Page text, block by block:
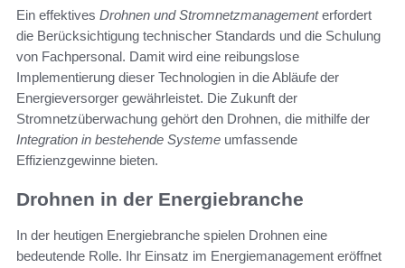
Ein effektives Drohnen und Stromnetzmanagementerfordert
die Berücksichtigung technischer Standards und die Schulung
von Fachpersonal. Damit wird eine reibungslose
Implementierung dieser Technologien in die Abläufe der
Energieversorger gewährleistet. Die Zukunft der
Stromnetzüberwachung gehört den Drohnen, die mithilfe der
Integration in bestehende Systeme umfassende
Effizienzgewinne bieten.
Drohnen in der Energiebranche
In der heutigen Energiebranche spielen Drohnen eine
bedeutende Rolle. Ihr Einsatz im Energiemanagement eröffnet